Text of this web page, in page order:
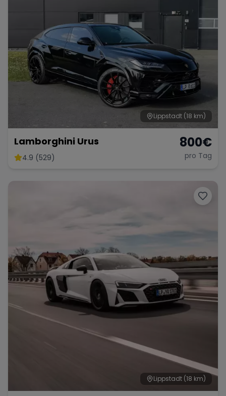
Tesla Chevrolet Dodge
Rolls Royce Aston Martin
Bugatti Maserati
Lippstadt (18 km)
Lamborghini Urus
4.9 (529)
800€
pro Tag
Lippstadt (18 km)